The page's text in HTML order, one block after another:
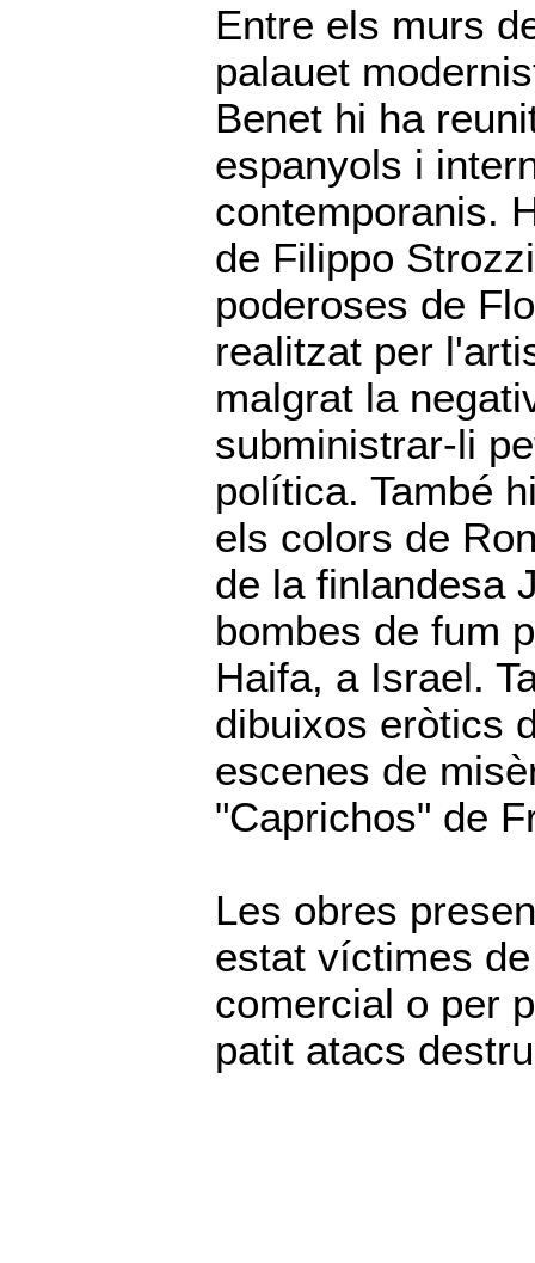
Entre els murs
palauet
Benet hi ha
espanyols i
contemporanis.
de Filippo
poderoses de
realitzat per
malgrat la
subministrar-li
política. També
els colors de
de la finlandesa
bombes de fum
Haifa, a Israel.
dibuixos eròtics
escenes de
"Caprichos" de
Les obres
estat víctimes
comercial o per
patit atacs